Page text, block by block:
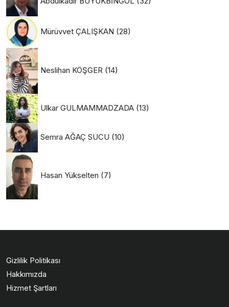
Mürüvvet ÇALIŞKAN (28)
Neslihan KÖŞGER (14)
Ulkar GULMAMMADZADA (13)
Semra AĞAÇ SUCU (10)
Hasan Yükselten (7)
Gizlilik Politikası
Hakkımızda
Hizmet Şartları